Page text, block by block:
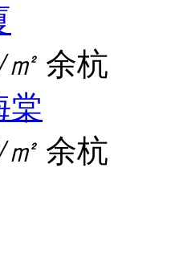
㎡ 余杭
棠
㎡ 余杭